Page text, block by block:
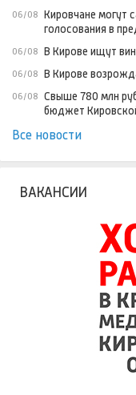
06/08 Кировчане могут
голосования в
06/08 В Кирове ищут
06/08 В Кирове
06/08 Свыше 780 млн
бюджет
Все новости
ВАКАНСИИ